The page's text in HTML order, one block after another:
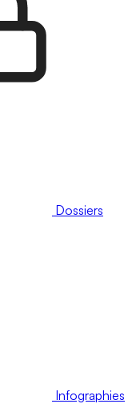
Dossiers
Infographies